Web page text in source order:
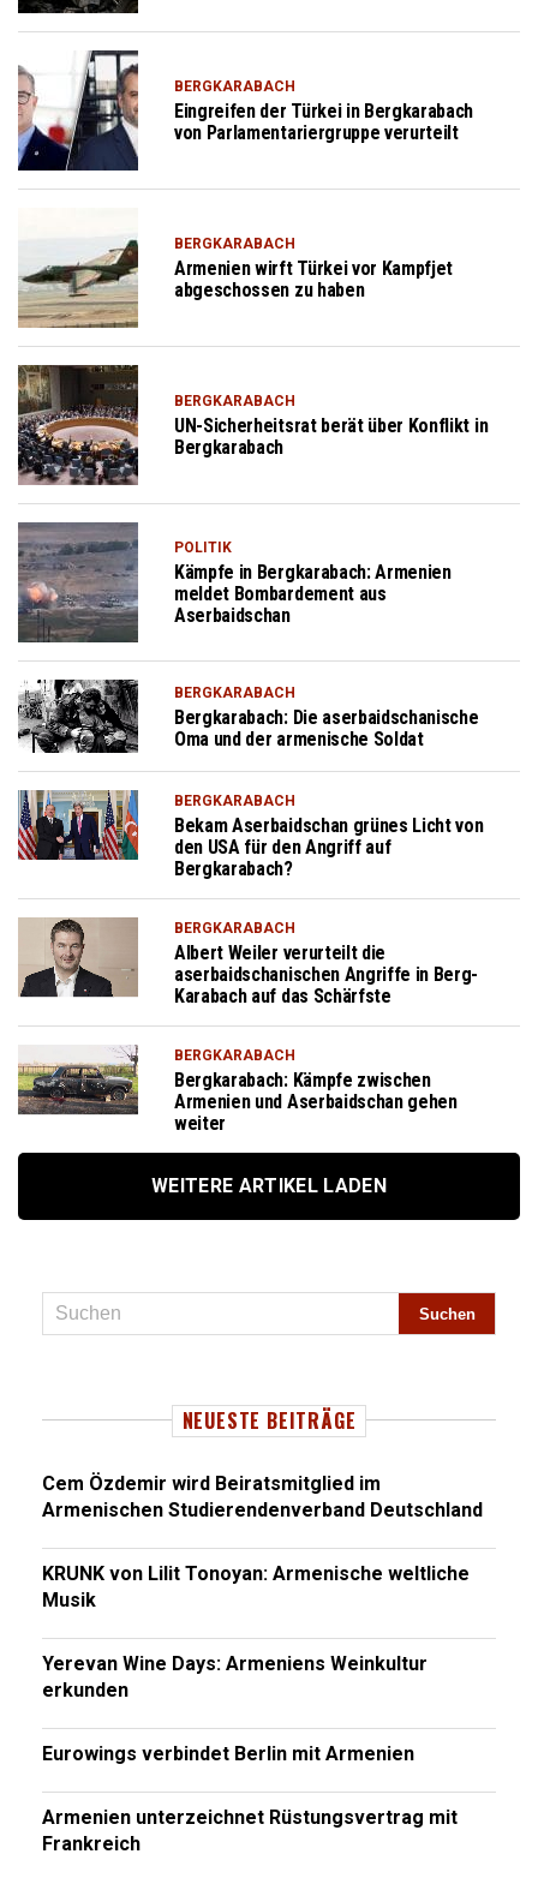
BERGKARABACH
Eingreifen der Türkei in Bergkarabach
von Parlamentariergruppe verurteilt
BERGKARABACH
Armenien wirft Türkei vor Kampfjet
abgeschossen zu haben
BERGKARABACH
UN-Sicherheitsrat berät über Konflikt in
Bergkarabach
POLITIK
Kämpfe in Bergkarabach: Armenien
meldet Bombardement aus
Aserbaidschan
BERGKARABACH
Bergkarabach: Die aserbaidschanische
Oma und der armenische Soldat
BERGKARABACH
Bekam Aserbaidschan grünes Licht von
den USA für den Angriff auf
Bergkarabach?
BERGKARABACH
Albert Weiler verurteilt die
aserbaidschanischen Angriffe in Berg-
Karabach auf das Schärfste
BERGKARABACH
Bergkarabach: Kämpfe zwischen
Armenien und Aserbaidschan gehen
weiter
WEITERE ARTIKEL LADEN
NEUESTE BEITRÄGE
Cem Özdemir wird Beiratsmitglied im
Armenischen Studierendenverband Deutschland
KRUNK von Lilit Tonoyan: Armenische weltliche
Musik
Yerevan Wine Days: Armeniens Weinkultur
erkunden
Eurowings verbindet Berlin mit Armenien
Armenien unterzeichnet Rüstungsvertrag mit
Frankreich